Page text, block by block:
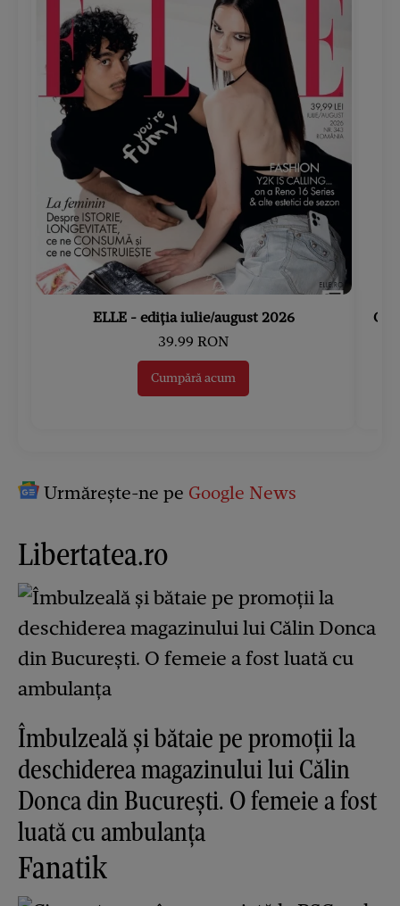
ELLE - ediția iulie/august 2026
39.99 RON
Cumpără acum
Urmărește-ne pe Google News
Libertatea.ro
Îmbulzeală și bătaie pe promoții la
deschiderea magazinului lui Călin
Donca din București. O femeie a fost
luată cu ambulanța
Fanatik